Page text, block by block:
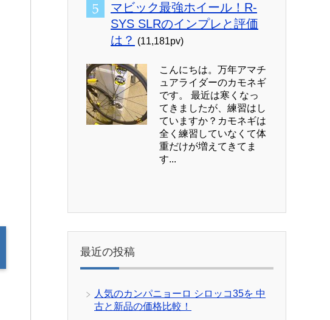
マビック最強ホイール！R-
SYS SLRのインプレと評価
は？ (11,181pv)
こんにちは。万年アマチ
ュアライダーのカモネギ
です。 最近は寒くなっ
てきましたが、練習はし
ていますか？カモネギは
全く練習していなくて体
重だけが増えてきてま
す...
最近の投稿
人気のカンパニョーロ シロッコ35を 中
古と新品の価格比較！